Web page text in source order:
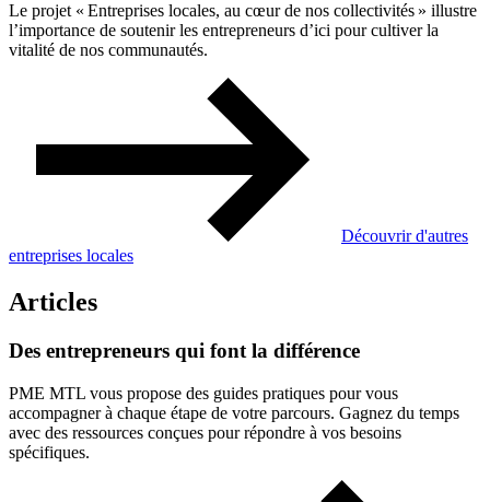
Le projet « Entreprises locales, au cœur de nos collectivités » illustre
l’importance de soutenir les entrepreneurs d’ici pour cultiver la
vitalité de nos communautés.
Découvrir d'autres
entreprises locales
Articles
Des entrepreneurs qui font la différence
PME MTL vous propose des guides pratiques pour vous
accompagner à chaque étape de votre parcours. Gagnez du temps
avec des ressources conçues pour répondre à vos besoins
spécifiques.